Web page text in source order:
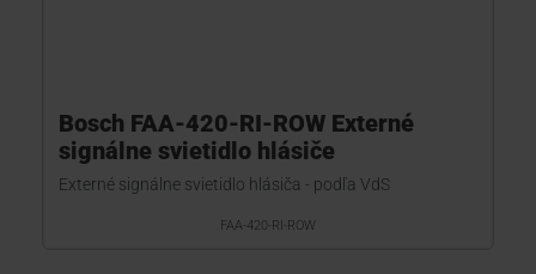
Bosch FAA-420-RI-ROW Externé
signálne svietidlo hlásiče
Externé signálne svietidlo hlásiča - podľa VdS
FAA-420-RI-ROW